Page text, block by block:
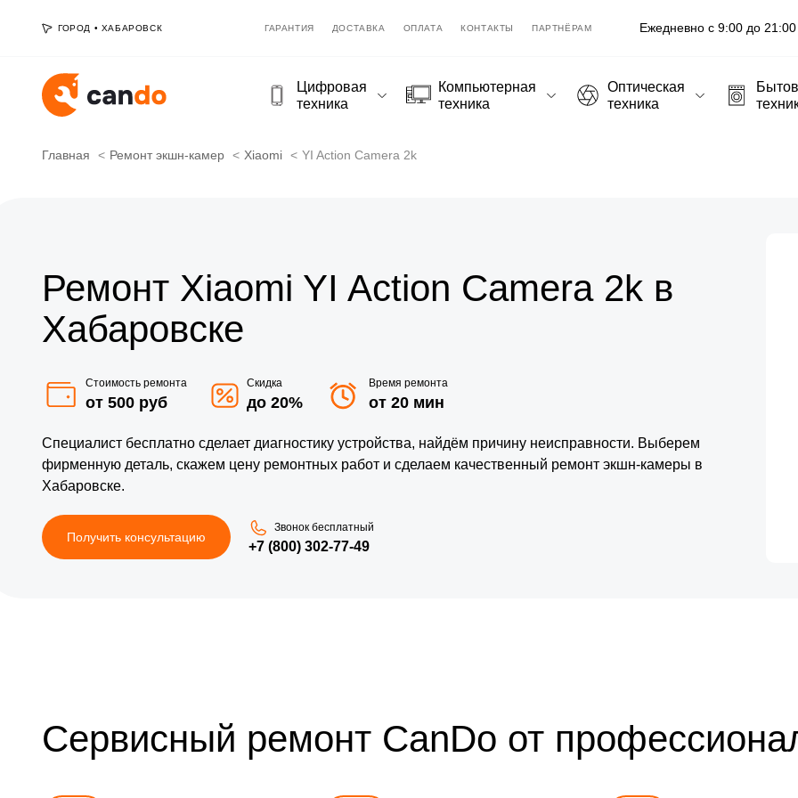
ГОРОД • ХАБАРОВСК ГАРАНТИЯ ДОСТАВКА ОПЛАТА КОНТАКТЫ ПАРТНЁРАМ Ежедневно с 9:00 до 21:00
Цифровая
техника
Компьютерная
техника
Оптическая
техника
Главная Ремонт экшн-камер Xiaomi YI Action Camera 2k
Ремонт Xiaomi YI Action Camera 2k в
Хабаровске
Стоимость ремонта
от 500 руб
Скидка
до 20%
Время ремонта
от 20 мин
Специалист бесплатно сделает диагностику устройства, найдём причину неисправности. Выберем
фирменную деталь, скажем цену ремонтных работ и сделаем качественный ремонт экшн-камеры в
Хабаровске.
Получить консультацию
Звонок бесплатный
+7 (800) 302-77-49
Сервисный ремонт CanDo от